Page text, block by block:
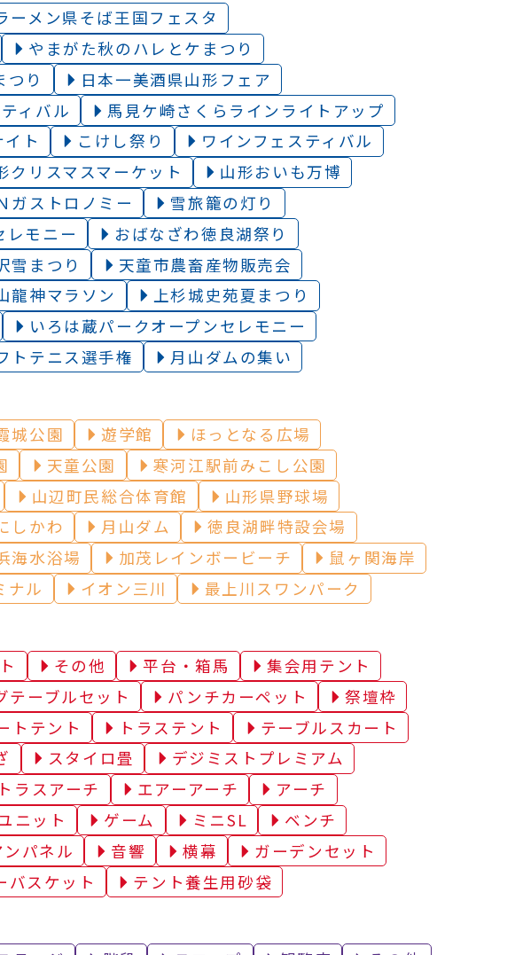
ーメン県そば王国フェスタ
やまがた秋のハレとケまつり
つり
日本一美酒県山形フェア
ィバル
馬見ケ崎さくらラインライトアップ
ト こけし祭り
ワインフェスティバル
クリスマスマーケット
山形おいも万博
ガストロノミー
雪旅籠の灯り️
レモニー
おばなざわ徳良湖祭り
雪まつり
天童市農畜産物販売会
龍神マラソン
上杉城史苑夏まつり
いろは蔵パークオープンセレモニー
トテニス選手権
月山ダムの集い
城公園 遊学館
ほっとなる広場
天童公園
寒河江駅前みこし公園
山辺町民総合体育館
山形県野球場
しかわ 月山ダム
徳良湖畔特設会場
海水浴場 加茂レインボービーチ
鼠ヶ関海岸
ナル イオン三川
最上川スワンパーク
その他 平台・箱馬
集会用テント
テーブルセット パンチカーペット
祭壇枠
トテント トラステント
テーブルスカート
スタイロ畳
デジミストプレミアム
トラスアーチ エアーアーチ
アーチ
ニット ゲーム ミニSL
ベンチ
パネル 音響 横幕
ガーデンセット
バスケット
テント養生用砂袋